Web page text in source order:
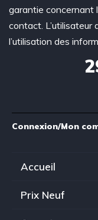
garantie concernant
contact. L’utilisateur
l’utilisation des
Connexion/Mon
Accueil
Prix Neuf